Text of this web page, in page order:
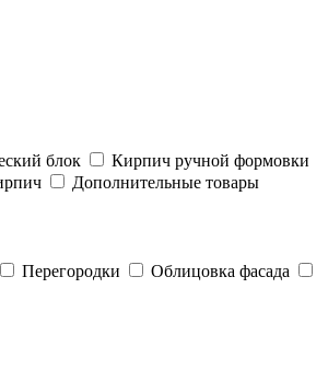
блок
Кирпич ручной формовки
Дополнительные товары
Перегородки
Облицовка фасада